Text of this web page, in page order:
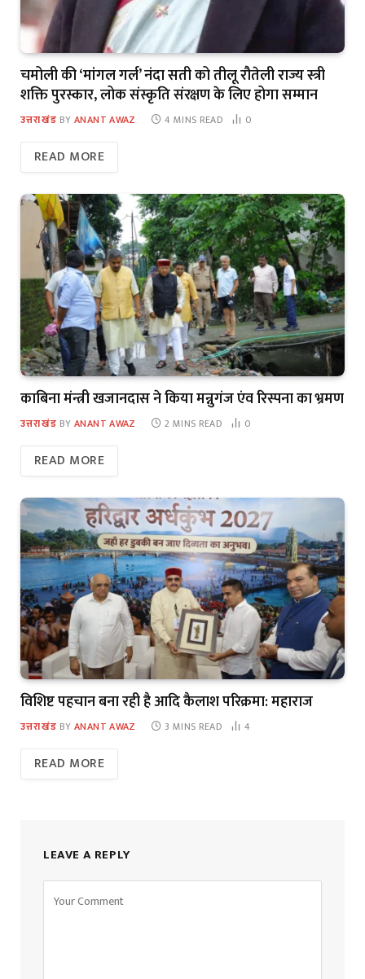
चमोली की ‘मांगल गर्ल’ नंदा सती को तीलू रौतेली राज्य स्त्री
शक्ति पुरस्कार, लोक संस्कृति संरक्षण के लिए होगा सम्मान
उत्तराखंड BY ANANT AWAZ 4 MINS READ 0
READ MORE
काबिना मंन्त्री खजानदास ने किया मन्नुगंज एंव रिस्पना का भ्रमण
उत्तराखंड BY ANANT AWAZ 2 MINS READ 0
READ MORE
विशिष्ट पहचान बना रही है आदि कैलाश परिक्रमा: महाराज
उत्तराखंड BY ANANT AWAZ 3 MINS READ 4
READ MORE
LEAVE A REPLY